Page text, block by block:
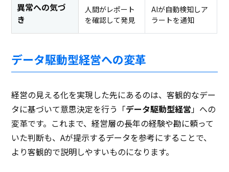
異常への気づ
き
人間がレポート
を確認して発見
AIが自動検知しア
ラートを通知
データ駆動型経営への変革
経営の見える化を実現した先にあるのは、客観的なデー
タに基づいて意思決定を行う「データ駆動型経営 」への
変革です。これまで、経営層の長年の経験や勘に頼って
いた判断も、Aが提示するデータを参考にすることで、
より客観的で説明しやすいものになります。